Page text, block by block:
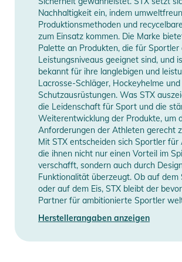
finden Sie direkt am Produkt.
Nachhaltigkeit ein, indem
Produktionsmethoden und
zum Einsatz kommen. Die Marke
Palette an Produkten, die für Sportler
Leistungsniveaus geeignet sind, und
bekannt für ihre langlebigen und
Lacrosse-Schläger, Hockeyhelme und
Schutzausrüstungen. Was STX
die Leidenschaft für Sport und die
Weiterentwicklung der Produkte, um
Anforderungen der Athleten gerecht
Mit STX entscheiden sich Sportler für
die ihnen nicht nur einen Vorteil im
verschafft, sondern auch durch
Funktionalität überzeugt. Ob auf dem
oder auf dem Eis, STX bleibt der
Partner für ambitionierte Sportler
Herstellerangaben anzeigen